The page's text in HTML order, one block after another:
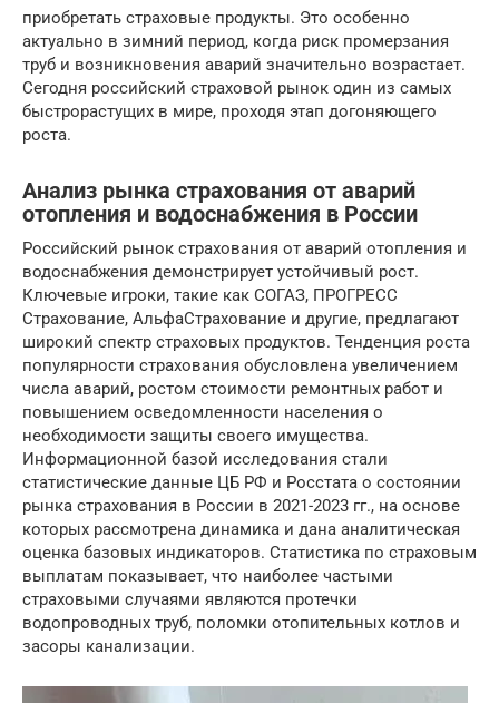
приобретать страховые продукты. Это особенно
актуально в зимний период, когда риск промерзания
труб и возникновения аварий значительно возрастает.
Сегодня российский страховой рынок один из самых
быстрорастущих в мире, проходя этап догоняющего
роста.
Анализ рынка страхования от аварий
отопления и водоснабжения в России
Российский рынок страхования от аварий отопления и
водоснабжения демонстрирует устойчивый рост.
Ключевые игроки, такие как СОГАЗ, ПРОГРЕСС
Страхование, АльфаСтрахование и другие, предлагают
широкий спектр страховых продуктов. Тенденция роста
популярности страхования обусловлена увеличением
числа аварий, ростом стоимости ремонтных работ и
повышением осведомленности населения о
необходимости защиты своего имущества.
Информационной базой исследования стали
статистические данные ЦБ РФ и Росстата о состоянии
рынка страхования в России в 2021-2023 гг., на основе
которых рассмотрена динамика и дана аналитическая
оценка базовых индикаторов. Статистика по страховым
выплатам показывает, что наиболее частыми
страховыми случаями являются протечки
водопроводных труб, поломки отопительных котлов и
засоры канализации.